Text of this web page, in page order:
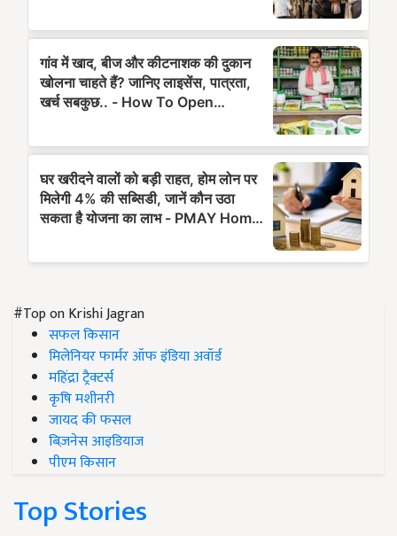
#Top on Krishi Jagran
सफल किसान
मिलेनियर फार्मर ऑफ इंडिया अवॉर्ड
महिंद्रा ट्रैक्टर्स
कृषि मशीनरी
जायद की फसल
बिज़नेस आइडियाज
पीएम किसान
Top Stories